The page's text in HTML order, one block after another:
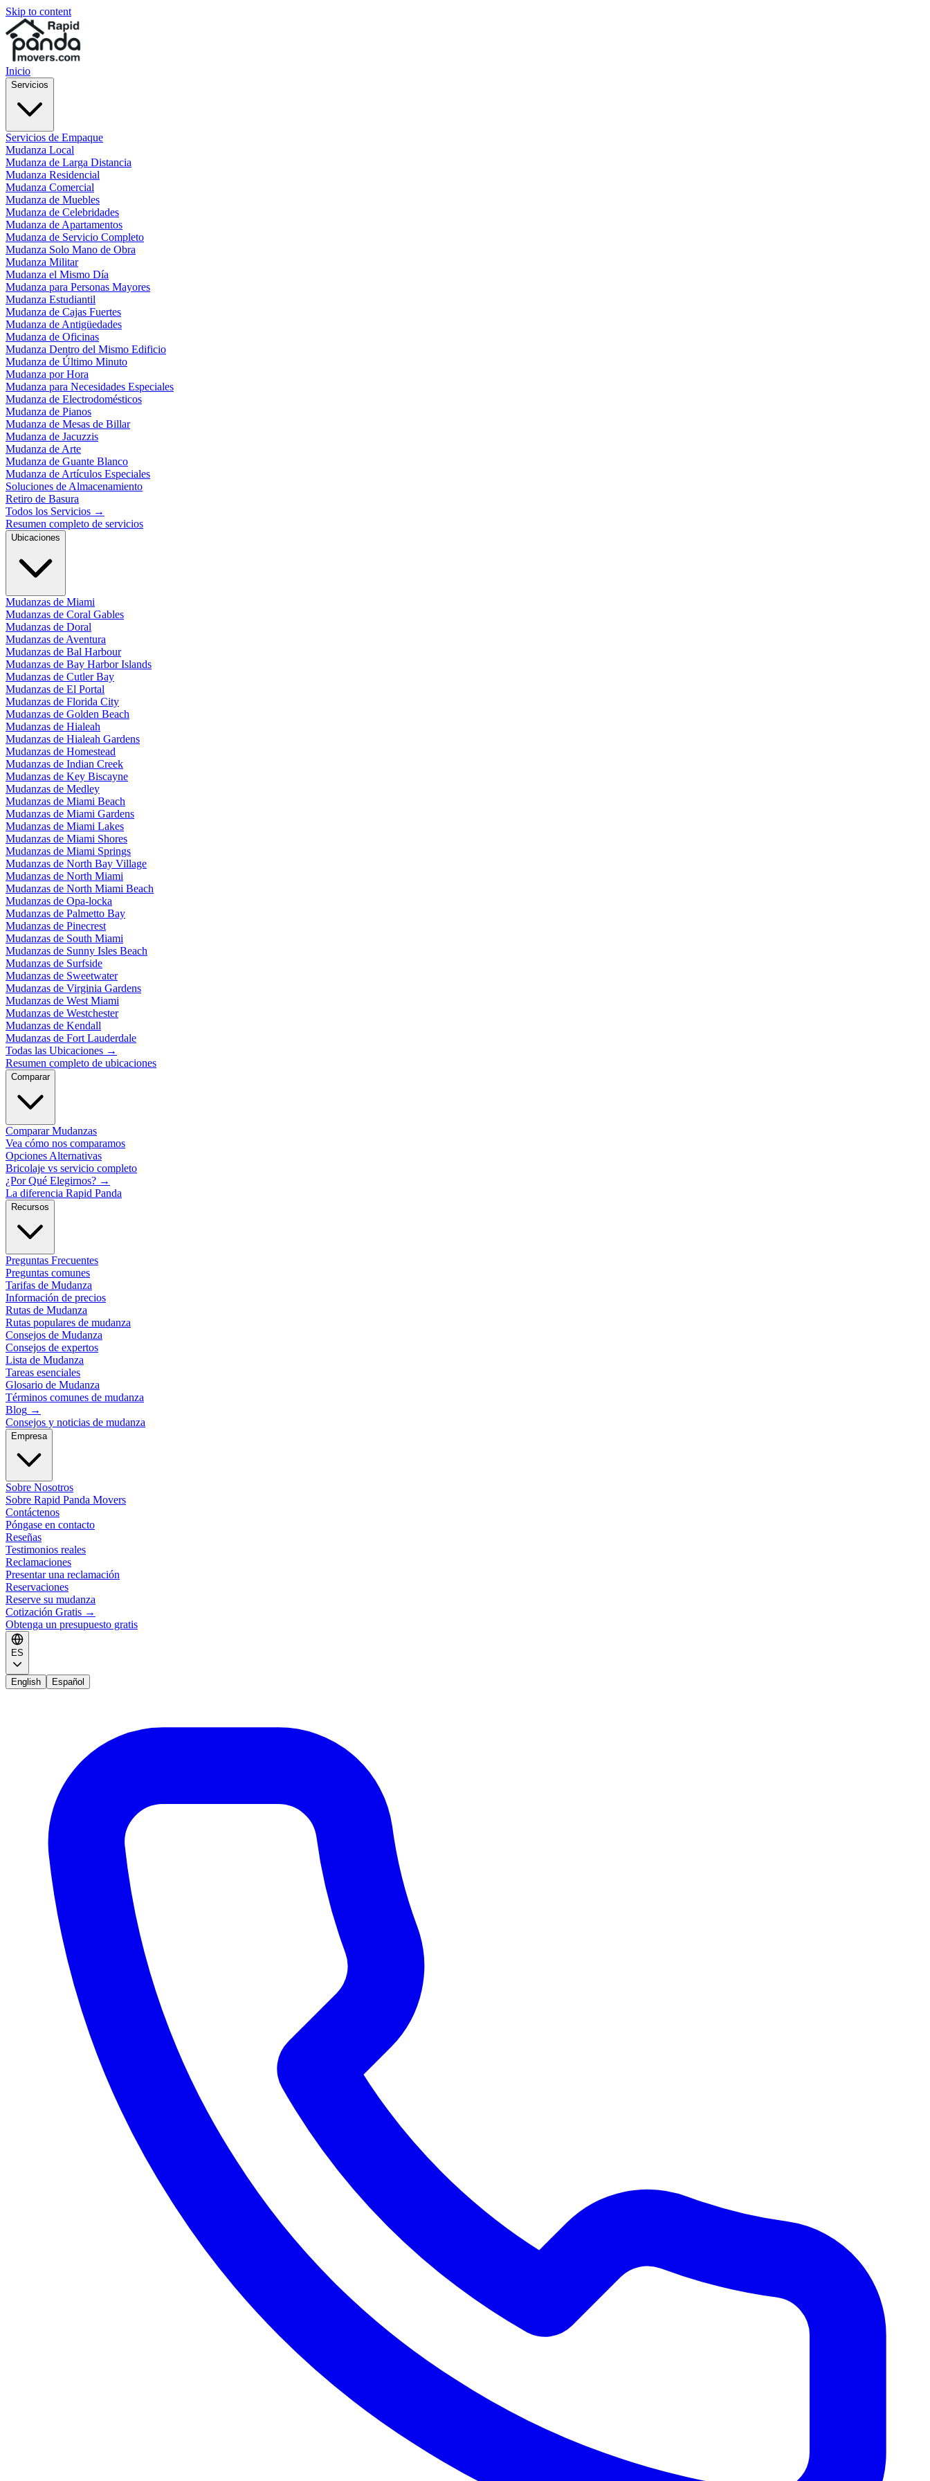
Skip to content
Inicio
Servicios
Servicios de Empaque
Mudanza Local
Mudanza de Larga Distancia
Mudanza Residencial
Mudanza Comercial
Mudanza de Muebles
Mudanza de Celebridades
Mudanza de Apartamentos
Mudanza de Servicio Completo
Mudanza Solo Mano de Obra
Mudanza Militar
Mudanza el Mismo Día
Mudanza para Personas Mayores
Mudanza Estudiantil
Mudanza de Cajas Fuertes
Mudanza de Antigüedades
Mudanza de Oficinas
Mudanza Dentro del Mismo Edificio
Mudanza de Último Minuto
Mudanza por Hora
Mudanza para Necesidades Especiales
Mudanza de Electrodomésticos
Mudanza de Pianos
Mudanza de Mesas de Billar
Mudanza de Jacuzzis
Mudanza de Arte
Mudanza de Guante Blanco
Mudanza de Artículos Especiales
Soluciones de Almacenamiento
Retiro de Basura
Todos los Servicios →
Resumen completo de servicios
Ubicaciones
Mudanzas de Miami
Mudanzas de Coral Gables
Mudanzas de Doral
Mudanzas de Aventura
Mudanzas de Bal Harbour
Mudanzas de Bay Harbor Islands
Mudanzas de Cutler Bay
Mudanzas de El Portal
Mudanzas de Florida City
Mudanzas de Golden Beach
Mudanzas de Hialeah
Mudanzas de Hialeah Gardens
Mudanzas de Homestead
Mudanzas de Indian Creek
Mudanzas de Key Biscayne
Mudanzas de Medley
Mudanzas de Miami Beach
Mudanzas de Miami Gardens
Mudanzas de Miami Lakes
Mudanzas de Miami Shores
Mudanzas de Miami Springs
Mudanzas de North Bay Village
Mudanzas de North Miami
Mudanzas de North Miami Beach
Mudanzas de Opa-locka
Mudanzas de Palmetto Bay
Mudanzas de Pinecrest
Mudanzas de South Miami
Mudanzas de Sunny Isles Beach
Mudanzas de Surfside
Mudanzas de Sweetwater
Mudanzas de Virginia Gardens
Mudanzas de West Miami
Mudanzas de Westchester
Mudanzas de Kendall
Mudanzas de Fort Lauderdale
Todas las Ubicaciones →
Resumen completo de ubicaciones
Comparar
Comparar Mudanzas
Vea cómo nos comparamos
Opciones Alternativas
Bricolaje vs servicio completo
¿Por Qué Elegirnos? →
La diferencia Rapid Panda
Recursos
Preguntas Frecuentes
Preguntas comunes
Tarifas de Mudanza
Información de precios
Rutas de Mudanza
Rutas populares de mudanza
Consejos de Mudanza
Consejos de expertos
Lista de Mudanza
Tareas esenciales
Glosario de Mudanza
Términos comunes de mudanza
Blog →
Consejos y noticias de mudanza
Empresa
Sobre Nosotros
Sobre Rapid Panda Movers
Contáctenos
Póngase en contacto
Reseñas
Testimonios reales
Reclamaciones
Presentar una reclamación
Reservaciones
Reserve su mudanza
Cotización Gratis →
Obtenga un presupuesto gratis
ES
English Español